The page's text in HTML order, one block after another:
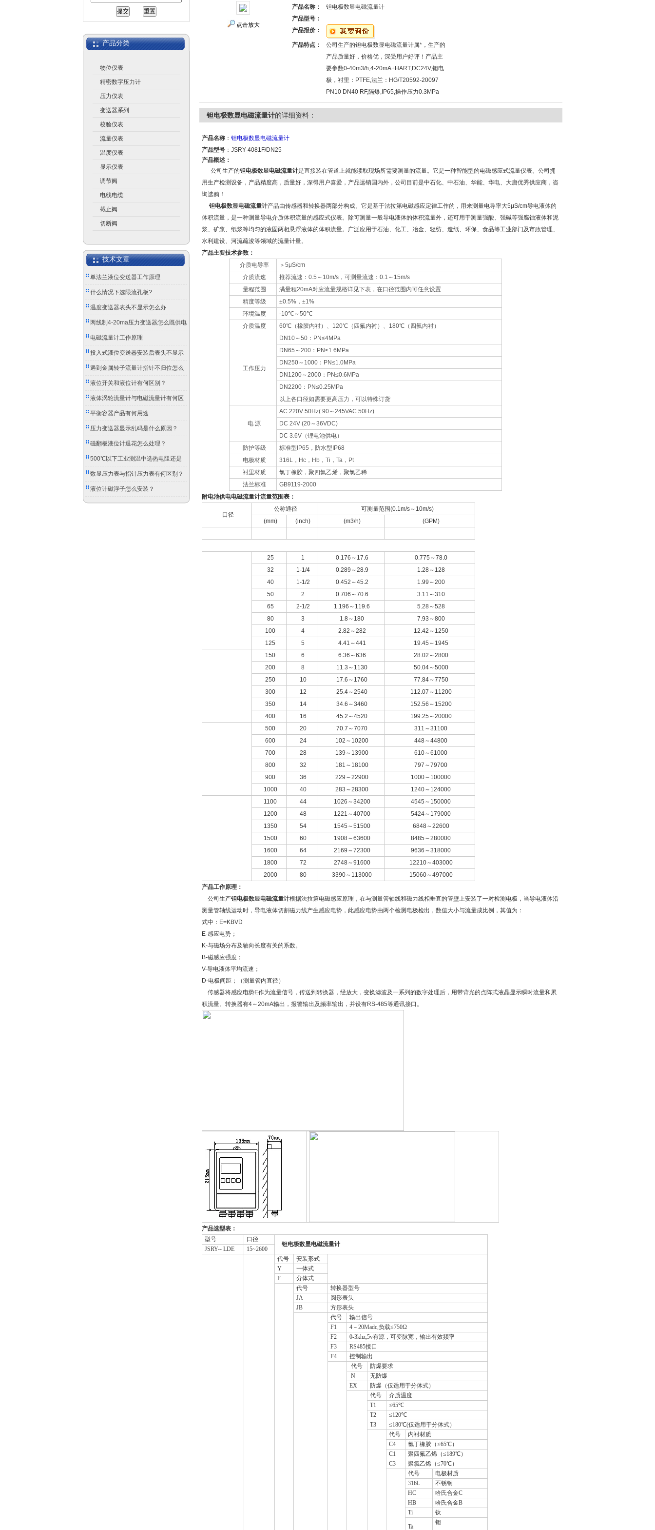
产品分类
物位仪表
精密数字压力计
压力仪表
变送器系列
校验仪表
流量仪表
温度仪表
显示仪表
调节阀
电线电缆
截止阀
切断阀
技术文章
单法兰液位变送器工作原理
什么情况下选限流孔板?
温度变送器表头不显示怎么办
两线制4-20ma压力变送器怎么既供电
又传信号？
电磁流量计工作原理
投入式液位变送器安装后表头不显示
怎么办？
遇到金属转子流量计指针不归位怎么
办？
液位开关和液位计有何区别？
液体涡轮流量计与电磁流量计有何区
别？
平衡容器产品有何用途
压力变送器显示乱码是什么原因？
磁翻板液位计退花怎么处理？
500℃以下工业测温中选热电阻还是
双金属温度计？
数显压力表与指针压力表有何区别？
液位计磁浮子怎么安装？
点击放大
产品名称：
钽电极数显电磁流量计
产品型号：
产品报价：
产品特点：
公司生产的钽电极数显电磁流量计属*，生产的
产品质量好，价格优，深受用户好评！产品主
要参数0-40m3/h,4-20mA+HART,DC24V,钽电
极，衬里：PTFE,法兰：HG/T20592-20097
PN10 DN40 RF,隔爆,IP65,操作压力0.3MPa
钽电极数显电磁流量计的详细资料：
产品名称 ： 钽电极数显电磁流量计
产品型号 ：JSRY-4081F/DN25
产品概述：
公司生产的钽电极数显电磁流量计是直接装在管道上就能读取现场所需要测量的流量。它是一种智能型的电磁感应式流量仪表。公司拥
用生产检测设备，产品精度高，质量好，深得用户喜爱，产品远销国内外，公司目前是中石化、中石油、华能、华电、大唐优秀供应商，咨
询选购！
钽电极数显电磁流量计产品由传感器和转换器两部分构成。它是基于法拉第电磁感应定律工作的，用来测量电导率大5μS/cm导电液体的
体积流量，是一种测量导电介质体积流量的感应式仪表。除可测量一般导电液体的体积流量外，还可用于测量强酸、强碱等强腐蚀液体和泥
浆、矿浆、纸浆等均匀的液固两相悬浮液体的体积流量。广泛应用于石油、化工、冶金、轻纺、造纸、环保、食品等工业部门及市政管理、
水利建设、河流疏浚等领域的流量计量。
产品主要技术参数：
介质电导率
＞5μS/cm
介质流速
推荐流速：0.5～10m/s，可测量流速：0.1～15m/s
量程范围
满量程20mA对应流量规格详见下表，在口径范围内可任意设置
精度等级
±0.5%，±1%
环境温度
-10℃～50℃
介质温度
60℃（橡胶内衬）、120℃（四氟内衬）、180℃（四氟内衬）
工作压力
DN10～50：PN≤4MPa
DN65～200：PN≤1.6MPa
DN250～1000：PN≤1.0MPa
DN1200～2000：PN≤0.6MPa
DN2200：PN≤0.25MPa
以上各口径如需要更高压力，可以特殊订货
电 源
AC 220V 50Hz( 90～245VAC 50Hz)
DC 24V (20～36VDC)
DC 3.6V（锂电池供电）
防护等级
标准型IP65，防水型IP68
电极材质
316L，Hc，Hb，Ti，Ta，Pt
衬里材质
氯丁橡胶，聚四氟乙烯，聚氯乙稀
法兰标准
GB9119-2000
附电池供电电磁流量计流量范围表：
口径
公称通径
可测量范围(0.1m/s～10m/s)
(mm)
(inch) (m3/h) (GPM)
25 1 0.176～17.6
0.775～78.0
32
1-1/4 0.289～28.9
1.28～128
40
1-1/2 0.452～45.2
1.99～200
50
2 0.706～70.6
3.11～310
65
2-1/2 1.196～119.6
5.28～528
80
3 1.8～180
7.93～800
100
4 2.82～282
12.42～1250
125
5 4.41～441
19.45～1945
150
6 6.36～636
28.02～2800
200
8 11.3～1130
50.04～5000
250
10 17.6～1760
77.84～7750
300
12 25.4～2540
112.07～11200
350
14 34.6～3460
152.56～15200
400
16 45.2～4520
199.25～20000
500
20 70.7～7070
311～31100
600
24 102～10200
448～44800
700
28 139～13900
610～61000
800
32 181～18100
797～79700
900
36 229～22900
1000～100000
1000
40 283～28300
1240～124000
1100
44 1026～34200
4545～150000
1200
48 1221～40700
5424～179000
1350
54 1545～51500
6848～22600
1500
60 1908～63600
8485～280000
1600
64 2169～72300
9636～318000
1800
72 2748～91600
12210～403000
2000
80 3390～113000
15060～497000
产品工作原理：
公司生产钽电极数显电磁流量计根据法拉第电磁感应原理，在与测量管轴线和磁力线相垂直的管壁上安装了一对检测电极，当导电液体沿
测量管轴线运动时，导电液体切割磁力线产生感应电势，此感应电势由两个检测电极检出，数值大小与流量成比例，其值为：
式中：E=KBVD
E-感应电势；
K-与磁场分布及轴向长度有关的系数。
B-磁感应强度；
V-导电液体平均流速；
D-电极间距；（测量管内直径）
传感器将感应电势E作为流量信号，传送到转换器，经放大，变换滤波及一系列的数字处理后，用带背光的点阵式液晶显示瞬时流量和累
积流量。转换器有4～20mA输出，报警输出及频率输出，并设有RS-485等通讯接口。
产品选型表：
型号
口径
钽电极数显电磁流量计
JSRY-- LDE
15~2600
代号
安装形式
Y
一体式
F
分体式
代号
转换器型号
JA
圆形表头
JB
方形表头
代号
输出信号
F1
4－20Madc,负载≤750Ω
F2
0-3khz,5v有源，可变脉宽，输出有效频率
F3
RS485接口
F4
控制输出
代号
防爆要求
N
无防爆
EX
防爆（仅适用于分体式）
代号
介质温度
T1
≤65℃
T2
≤120℃
T3
≤180℃(仅适用于分体式）
代号
内衬材质
C4
氯丁橡胶（≤65℃）
C1
聚四氟乙烯（≤189℃）
C3
聚氯乙烯（≤70℃）
代号
电极材质
316L
不锈钢
HC
哈氏合金C
HB
哈氏合金B
Ti
钛
Ta
钽